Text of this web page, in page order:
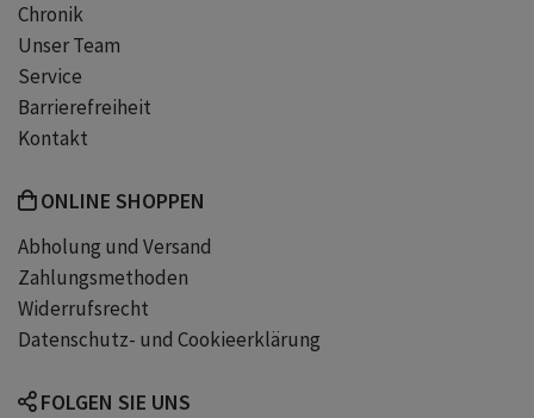
Chronik
Unser Team
Service
Barrierefreiheit
Kontakt
ONLINE SHOPPEN
Abholung und Versand
Zahlungsmethoden
Widerrufsrecht
Datenschutz- und Cookieerklärung
FOLGEN SIE UNS